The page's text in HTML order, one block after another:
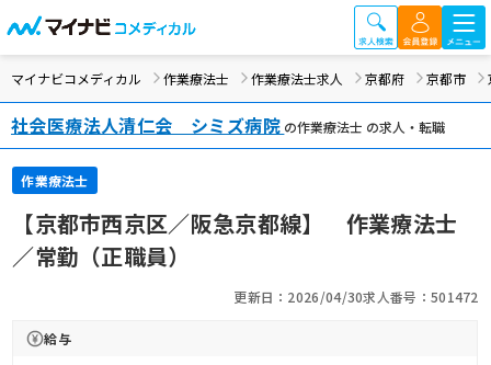
マイナビコメディカル 作業療法士 作業療法士求人 京都府 京都市
社会医療法人清仁会 シミズ病院 の作業療法士 の求人・転職
作業療法士
【京都市西京区／阪急京都線】 作業療法士
／常勤（正職員）
更新日：2026/04/30求人番号：501472
給与